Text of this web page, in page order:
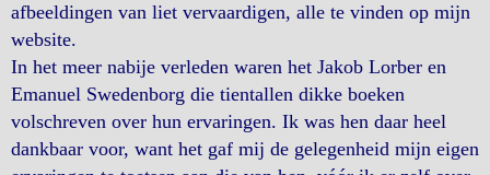
afbeeldingen van liet vervaardigen, alle te vinden op mijn
website.
In het meer nabije verleden waren het Jakob Lorber en
Emanuel Swedenborg die tientallen dikke boeken
volschreven over hun ervaringen. Ik was hen daar heel
dankbaar voor, want het gaf mij de gelegenheid mijn eigen